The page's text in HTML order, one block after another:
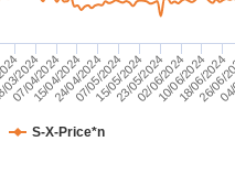
S-X-Price*n
2024
07/04/2024
15/04/2024
24/04/2024
07/05/2024
15/05/2024
23/05/2024
02/06/2024
10/06/2024
18/06/2024
26/